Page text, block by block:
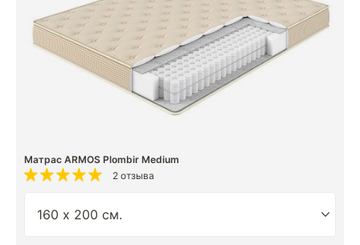
Матрас ARMOS Plombir Medium
2 отзыва